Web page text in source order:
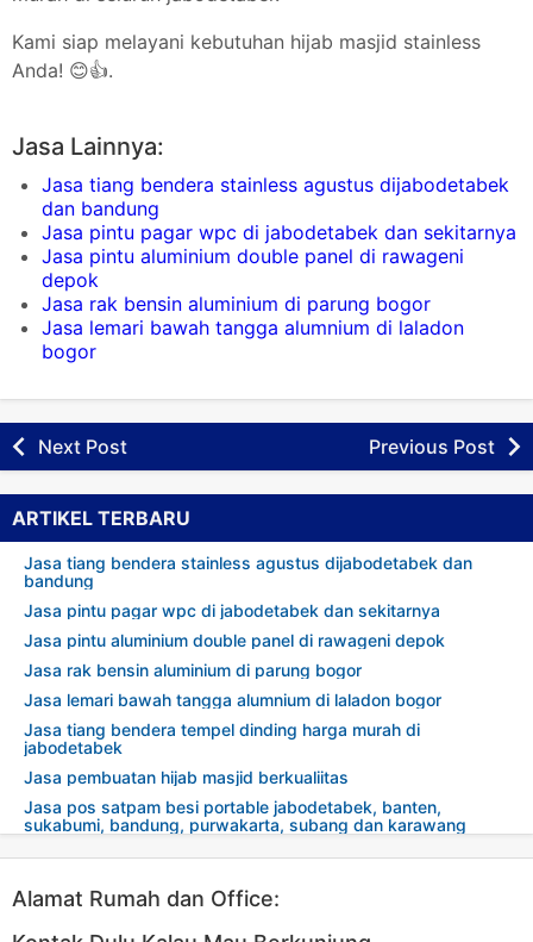
Kami siap melayani kebutuhan hijab masjid stainless
Anda! 😊👍.
Jasa Lainnya:
Jasa tiang bendera stainless agustus dijabodetabek
dan bandung
Jasa pintu pagar wpc di jabodetabek dan sekitarnya
Jasa pintu aluminium double panel di rawageni
depok
Jasa rak bensin aluminium di parung bogor
Jasa lemari bawah tangga alumnium di laladon
bogor
Next Post Previous Post
ARTIKEL TERBARU
Jasa tiang bendera stainless agustus dijabodetabek dan
bandung
Jasa pintu pagar wpc di jabodetabek dan sekitarnya
Jasa pintu aluminium double panel di rawageni depok
Jasa rak bensin aluminium di parung bogor
Jasa lemari bawah tangga alumnium di laladon bogor
Jasa tiang bendera tempel dinding harga murah di
jabodetabek
Jasa pembuatan hijab masjid berkualiitas
Jasa pos satpam besi portable jabodetabek, banten,
sukabumi, bandung, purwakarta, subang dan karawang
Alamat Rumah dan Office: